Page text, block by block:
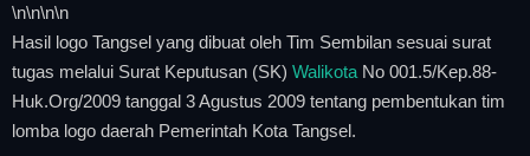
\n\n\n\n
Hasil logo Tangsel yang dibuat oleh Tim Sembilan sesuai surat
tugas melalui Surat Keputusan (SK) Walikota No 001.5/Kep.88-
Huk.Org/2009 tanggal 3 Agustus 2009 tentang pembentukan tim
lomba logo daerah Pemerintah Kota Tangsel.